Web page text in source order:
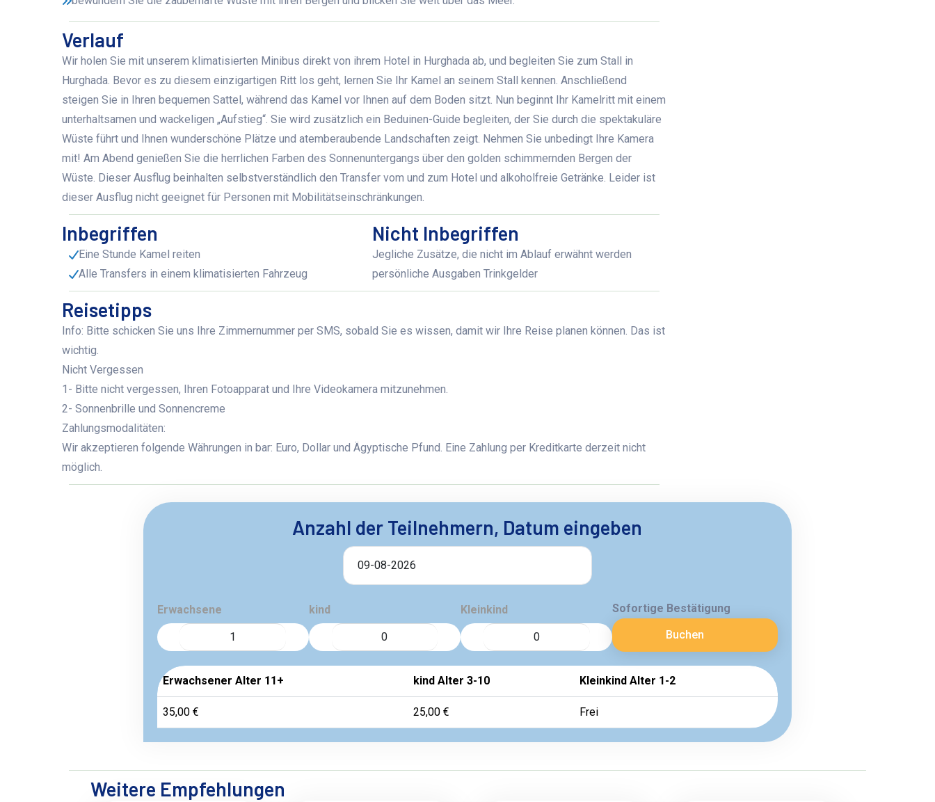
Verlauf
Wir holen Sie mit unserem klimatisierten Minibus direkt von ihrem Hotel in Hurghada ab, und begleiten Sie zum Stall in
Hurghada. Bevor es zu diesem einzigartigen Ritt los geht, lernen Sie Ihr Kamel an seinem Stall kennen. Anschließend
steigen Sie in Ihren bequemen Sattel, während das Kamel vor Ihnen auf dem Boden sitzt. Nun beginnt Ihr Kamelritt mit einem
unterhaltsamen und wackeligen „Aufstieg“. Sie wird zusätzlich ein Beduinen-Guide begleiten, der Sie durch die spektakuläre
Wüste führt und Ihnen wunderschöne Plätze und atemberaubende Landschaften zeigt. Nehmen Sie unbedingt Ihre Kamera
mit! Am Abend genießen Sie die herrlichen Farben des Sonnenuntergangs über den golden schimmernden Bergen der
Wüste. Dieser Ausflug beinhalten selbstverständlich den Transfer vom und zum Hotel und alkoholfreie Getränke. Leider ist
dieser Ausflug nicht geeignet für Personen mit Mobilitätseinschränkungen.
Inbegriffen
Eine Stunde Kamel reiten
Alle Transfers in einem klimatisierten Fahrzeug
Nicht Inbegriffen
Jegliche Zusätze, die nicht im Ablauf erwähnt werden
persönliche Ausgaben Trinkgelder
Reisetipps
Info: Bitte schicken Sie uns Ihre Zimmernummer per SMS, sobald Sie es wissen, damit wir Ihre Reise planen können. Das ist
wichtig.
Nicht Vergessen
1- Bitte nicht vergessen, Ihren Fotoapparat und Ihre Videokamera mitzunehmen.
2- Sonnenbrille und Sonnencreme
Zahlungsmodalitäten:
Wir akzeptieren folgende Währungen in bar: Euro, Dollar und Ägyptische Pfund. Eine Zahlung per Kreditkarte derzeit nicht
möglich.
Anzahl der Teilnehmern, Datum eingeben
Erwachsene kind Kleinkind
Sofortige Bestätigung
Buchen
Erwachsener Alter 11+ kind Alter 3-10 Kleinkind Alter 1-2
35,00 € 25,00 € Frei
Weitere Empfehlungen